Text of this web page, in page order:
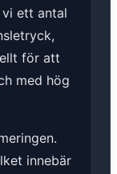
ett antal
för att
med hög
innebär